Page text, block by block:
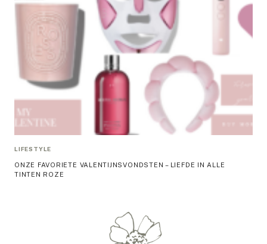
LIFESTYLE
ONZE FAVORIETE VALENTIJNSVONDSTEN – LIEFDE IN ALLE
TINTEN ROZE